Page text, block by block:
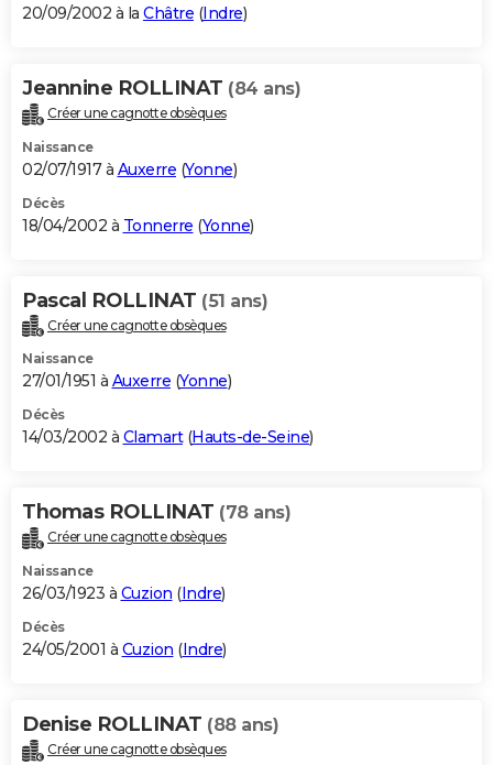
20/09/2002 à la Châtre (Indre)
Jeannine ROLLINAT (84 ans)
Créer une cagnotte obsèques
Naissance
02/07/1917 à Auxerre (Yonne)
Décès
18/04/2002 à Tonnerre (Yonne)
Pascal ROLLINAT (51 ans)
Créer une cagnotte obsèques
Naissance
27/01/1951 à Auxerre (Yonne)
Décès
14/03/2002 à Clamart(Hauts-de-Seine)
Thomas ROLLINAT (78 ans)
Créer une cagnotte obsèques
Naissance
26/03/1923 à Cuzion (Indre)
Décès
24/05/2001 à Cuzion (Indre)
Denise ROLLINAT (88 ans)
Créer une cagnotte obsèques